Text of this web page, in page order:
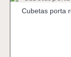
Cubetas porta